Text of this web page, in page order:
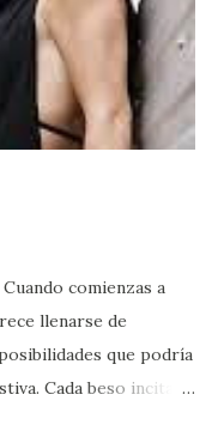
comienzas a
llenarse de
que podría
Cada beso incita